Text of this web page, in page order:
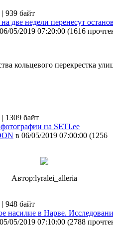
| 939 байт
две недели перенесут
05/2019 07:20:00 (1616
кольцевого перекрестка
| 1309 байт
на SETI.ee
в 06/05/2019 07:00:00 (1256
Автор:lyralei_alleria
| 948 байт
насилие в Нарве.
05/2019 07:10:00 (2788